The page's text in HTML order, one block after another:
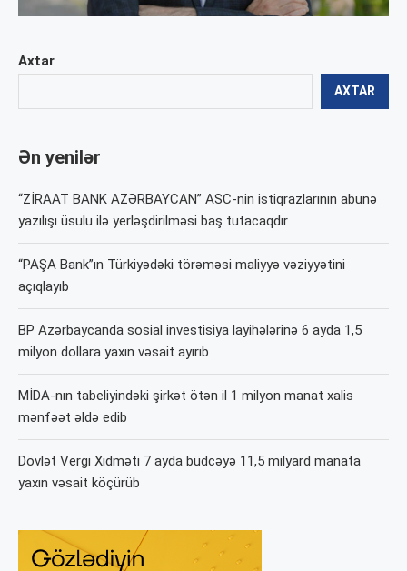
Axtar
AXTAR
Ən yenilər
“ZİRAAT BANK AZƏRBAYCAN” ASC-nin istiqrazlarının abunə
yazılışı üsulu ilə yerləşdirilməsi baş tutacaqdır
“PAŞA Bank”ın Türkiyədəki törəməsi maliyyə vəziyyətini
açıqlayıb
BP Azərbaycanda sosial investisiya layihələrinə 6 ayda 1,5
milyon dollara yaxın vəsait ayırıb
MİDA-nın tabeliyindəki şirkət ötən il 1 milyon manat xalis
mənfəət əldə edib
Dövlət Vergi Xidməti 7 ayda büdcəyə 11,5 milyard manata
yaxın vəsait köçürüb